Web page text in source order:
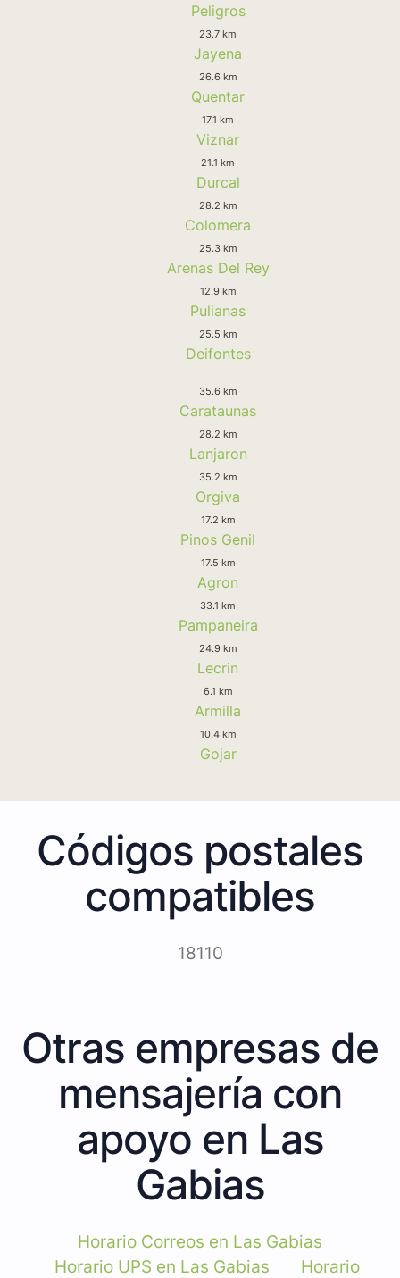
Peligros
23.7 km
Jayena
26.6 km
Quentar
17.1 km
Viznar
21.1 km
Durcal
28.2 km
Colomera
25.3 km
Arenas Del Rey
12.9 km
Pulianas
25.5 km
Deifontes
35.6 km
Carataunas
28.2 km
Lanjaron
35.2 km
Orgiva
17.2 km
Pinos Genil
17.5 km
Agron
33.1 km
Pampaneira
24.9 km
Lecrin
6.1 km
Armilla
10.4 km
Gojar
Códigos postales
compatibles
18110
Otras empresas de
mensajería con
apoyo en Las
Gabias
Horario Correos en Las Gabias
Horario UPS en Las Gabias
Horario